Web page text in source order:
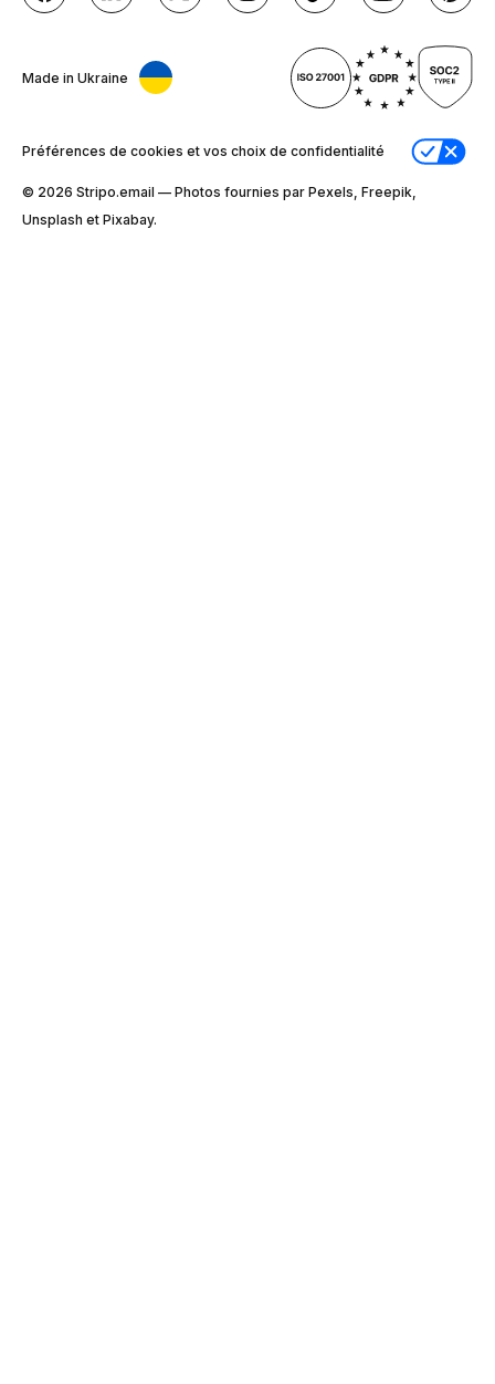
Made in Ukraine
Préférences de cookies et vos choix de confidentialité
© 2026 Stripо.email — Photos fournies par Pexels, Freepik,
Unsplash et Pixabay.